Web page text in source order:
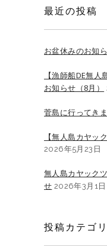
最近の投稿
お盆休みのお知
【漁師船DE無
お知らせ（8月）
菅島に行ってき
【無人島カヤッ
2026年5月23日
無人島カヤック
せ 2026年3月1日
投稿カテゴ